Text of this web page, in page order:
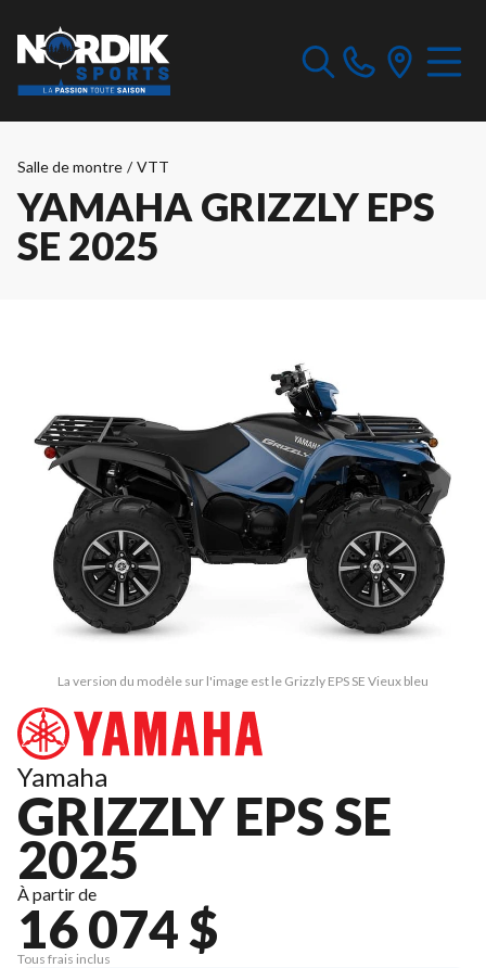
Salle de montre / VTT
YAMAHA GRIZZLY EPS
SE 2025
La version du modèle sur l'image est le Grizzly EPS SE Vieux bleu
Yamaha
GRIZZLY EPS SE
2025
À partir de
16 074 $
Tous frais inclus